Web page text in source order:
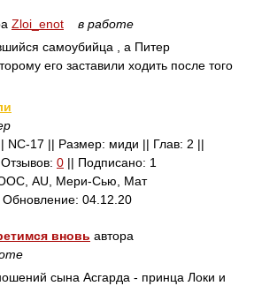
Zloi_enot
в работе
самоубийца , а Питер
его заставили ходить после того
NC-17 || Размер: миди || Глав: 2 ||
0 || Подписано: 1
AU, Мери-Сью, Мат
04.12.20
вновь автора
сына Асгарда - принца Локи и